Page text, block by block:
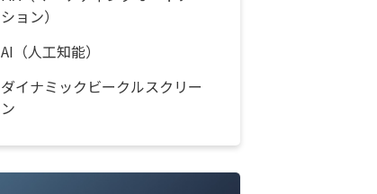
ション）
AI（人工知能）
ダイナミックビークルスクリー
ン